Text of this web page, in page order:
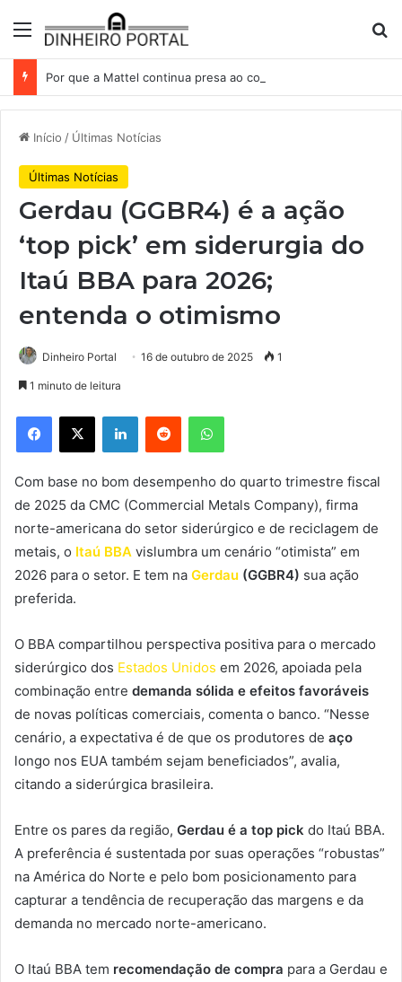
Menu
Início / Últimas Notícias
Últimas Notícias
Gerdau (GGBR4) é a ação
‘top pick’ em siderurgia do
Itaú BBA para 2026;
entenda o otimismo
Dinheiro Portal 16 de outubro de 2025 1
1 minuto de leitura
Facebook
X LinkedinReddit WhatsApp
Com base no bom desempenho do quarto trimestre fiscal
de 2025 da CMC (Commercial Metals Company), firma
norte-americana do setor siderúrgico e de reciclagem de
metais, o Itaú BBA vislumbra um cenário “otimista” em
2026 para o setor. E tem na Gerdau (GGBR4) sua ação
preferida.
O BBA compartilhou perspectiva positiva para o mercado
siderúrgico dos Estados Unidos em 2026, apoiada pela
combinação entre demanda sólida e efeitos favoráveis
de novas políticas comerciais, comenta o banco. “Nesse
cenário, a expectativa é de que os produtores de aço
longo nos EUA também sejam beneficiados”, avalia,
citando a siderúrgica brasileira.
Entre os pares da região, Gerdau é a top pick do Itaú BBA.
A preferência é sustentada por suas operações “robustas”
na América do Norte e pelo bom posicionamento para
capturar a tendência de recuperação das margens e da
demanda no mercado norte-americano.
O Itaú BBA tem recomendação de compra para a Gerdau e